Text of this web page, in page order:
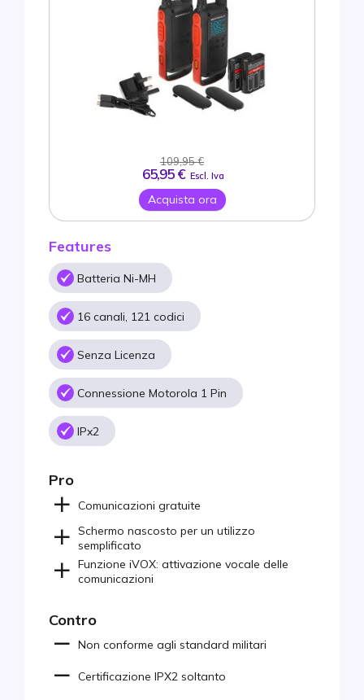
Features
Batteria Ni-MH
16 canali, 121 codici
Senza Licenza
Connessione Motorola 1 Pin
IPx2
Pro
Comunicazioni gratuite
Schermo nascosto per un utilizzo
semplificato
Funzione iVOX: attivazione vocale delle
comunicazioni
Contro
Non conforme agli standard militari
Certificazione IPX2 soltanto
109,95 €
65,95 € Escl. Iva
Acquista ora